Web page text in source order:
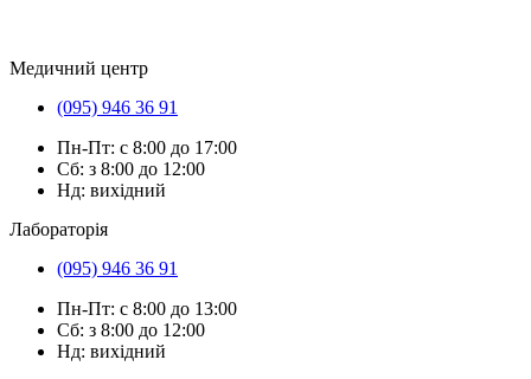
Медичний центр
(095) 946 36 91
Пн-Пт: с 8:00 до 17:00
Сб: з 8:00 до 12:00
Нд: вихідний
Лабораторія
(095) 946 36 91
Пн-Пт: с 8:00 до 13:00
Сб: з 8:00 до 12:00
Нд: вихідний